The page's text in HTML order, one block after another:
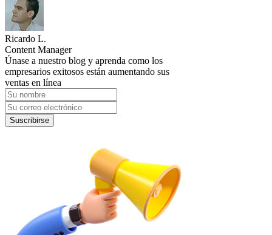
Ricardo L.
Content Manager
Únase a nuestro blog y aprenda como los
empresarios exitosos están aumentando sus
ventas en línea
Suscribirse